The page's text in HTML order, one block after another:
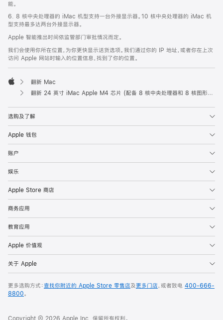
能。
6. 8 核中央处理器的 iMac 机型支持一台外接显示器。10 核中央处理器的 iMac 机
型支持最多达两台外接显示器。
Apple 智能推出时间依监管部门审批情况而定。
我们会使用你所在位置，为你更快显示送货选项。我们通过你的 IP 地址，或者你在上次
访问 Apple 网站时输入的位置信息，找到了你的位置。
Apple
翻新 Mac
翻新 24 英寸 iMac Apple M4 芯片 (配备 8 核中央处理器和 8 核图形处理器) - 蓝色
选购及了解
Apple 钱包
账户
娱乐
Apple Store 商店
商务应用
教育应用
Apple 价值观
关于 Apple
更多选购方式：查找你附近的 Apple Store 零售店及更多门店，或者致电 400-666-
8800。
Copyright © 2026 Apple Inc. 保留所有权利。